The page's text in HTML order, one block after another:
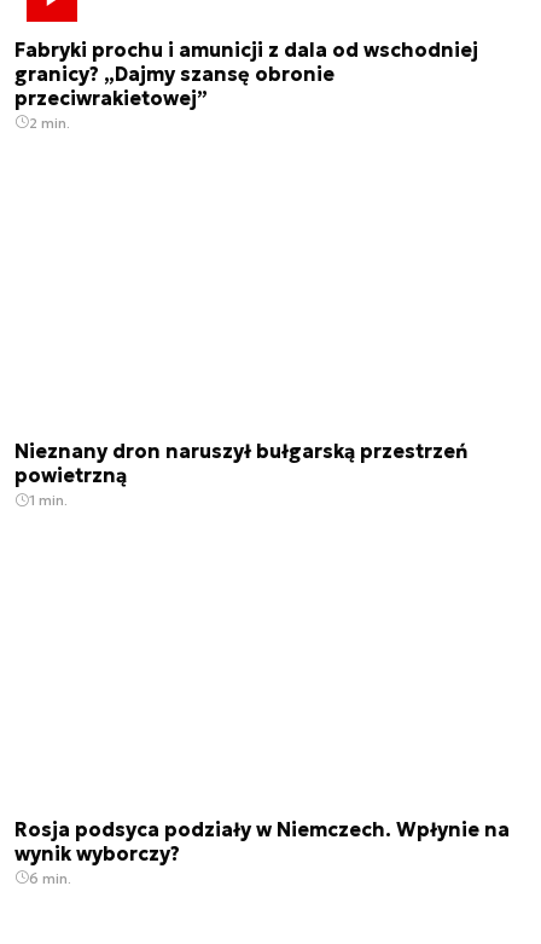
Fabryki prochu i amunicji z dala od wschodniej
granicy? „Dajmy szansę obronie
przeciwrakietowej”
2 min.
Nieznany dron naruszył bułgarską przestrzeń
powietrzną
1 min.
Rosja podsyca podziały w Niemczech. Wpłynie na
wynik wyborczy?
6 min.